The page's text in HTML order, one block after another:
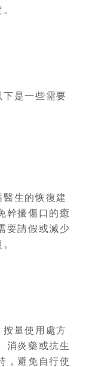
是一些需要
生的恢復建
幹擾傷口的癒
要請假或減少
量使用處方
消炎藥或抗生
，避免自行使